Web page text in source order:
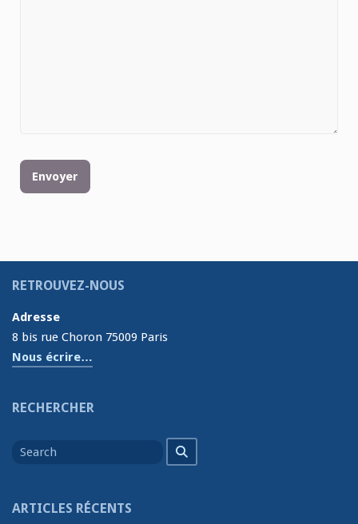
RETROUVEZ-NOUS
Adresse
8 bis rue Choron 75009 Paris
Nous écrire…
RECHERCHER
for
ARTICLES RÉCENTS